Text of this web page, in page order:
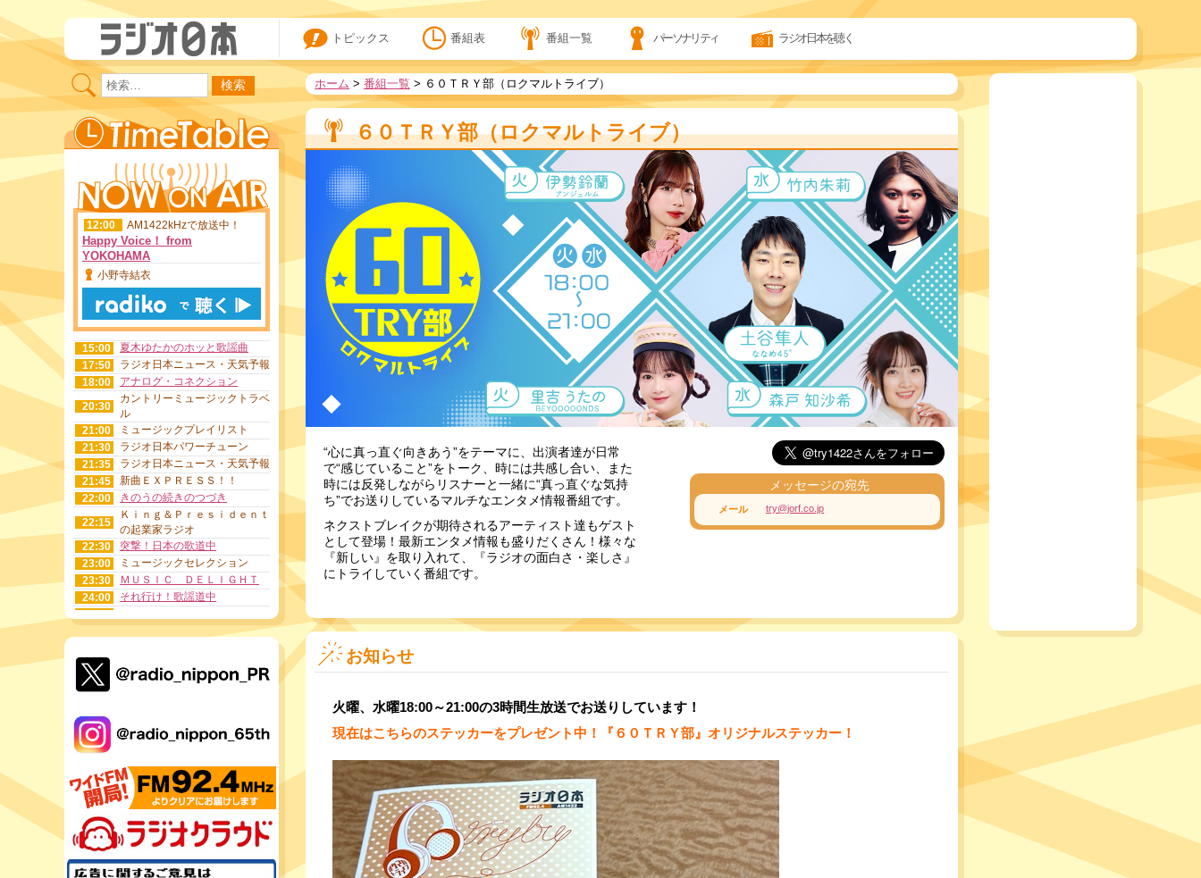
トピックス 番組表 番組一覧 パーソナリティ ラジオ日本を聴く
6:45
EACH TIME MUSIC
7:00
ラジオ日本ニュース・天気予
報・交通情報
7:08
Ｌｉｓｔｅｎ ｔｏ ｔｏ ｔ
ｏｏ！
8:50
望月理恵のエンタメ☆カフェ
9:00
ＳＷＥＥＴ！！Ｆｒｉｄａｙ
Ｅｄｉｔｉｏｎ
11:30
関澤邦正のリバーサイドＴＡＬ
Ｋ
12:00 AM1422kHzで放送中！
Happy Voice！ from
YOKOHAMA
小野寺結衣
15:00
夏木ゆたかのホッと歌謡曲
17:50
ラジオ日本ニュース・天気予報
18:00
アナログ・コネクション
20:30
カントリーミュージックトラベ
ル
21:00
ミュージックプレイリスト
21:30
ラジオ日本パワーチューン
21:35
ラジオ日本ニュース・天気予報
21:45
新曲ＥＸＰＲＥＳＳ！！
22:00
きのうの続きのつづき
22:15
Ｋｉｎｇ＆Ｐｒｅｓｉｄｅｎｔ
の起業家ラジオ
22:30
突撃！日本の歌道中
23:00
ミュージックセレクション
23:30
ＭＵＳＩＣ ＤＥＬＩＧＨＴ
24:00
それ行け！歌謡道中
25:30
9nine 村田寛奈のひろろと乾
26:00
ッシュレディオ)
27:30
ホーム > 番組一覧 > ６０ＴＲＹ部（ロクマルトライブ）
６０ＴＲＹ部（ロクマルトライブ）
“心に真っ直ぐ向きあう”をテーマに、出演者達が日常
で“感じていること”をトーク、時には共感し合い、また
時には反発しながらリスナーと一緒に“真っ直ぐな気持
ち”でお送りしているマルチなエンタメ情報番組です。
ネクストブレイクが期待されるアーティスト達もゲスト
として登場！最新エンタメ情報も盛りだくさん！様々な
『新しい』を取り入れて、『ラジオの面白さ・楽しさ』
にトライしていく番組です。
メッセージの宛先
メール try@jorf.co.jp
お知らせ
火曜、水曜18:00～21:00の3時間生放送でお送りしています！
現在はこちらのステッカーをプレゼント中！
『 ６０ＴＲＹ部』オリジナルステッカー！